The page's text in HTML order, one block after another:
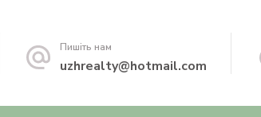
Пишіть нам
uzhrealty@hotmail.com